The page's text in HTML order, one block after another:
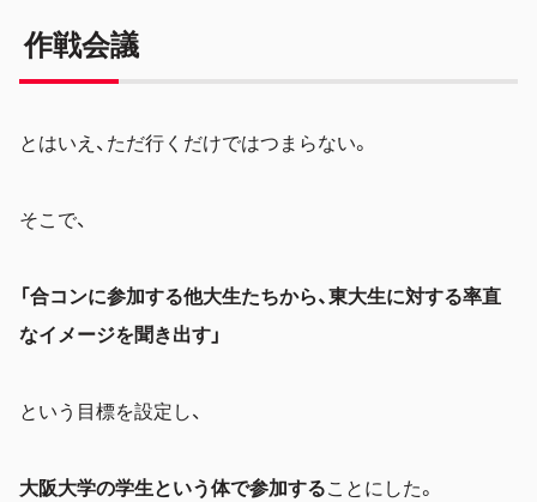
作戦会議
とはいえ、ただ行くだけではつまらない。
そこで、
「合コンに参加する他大生たちから、東大生に対する率直
なイメージを聞き出す」
という目標を設定し、
大阪大学の学生という体で参加することにした。